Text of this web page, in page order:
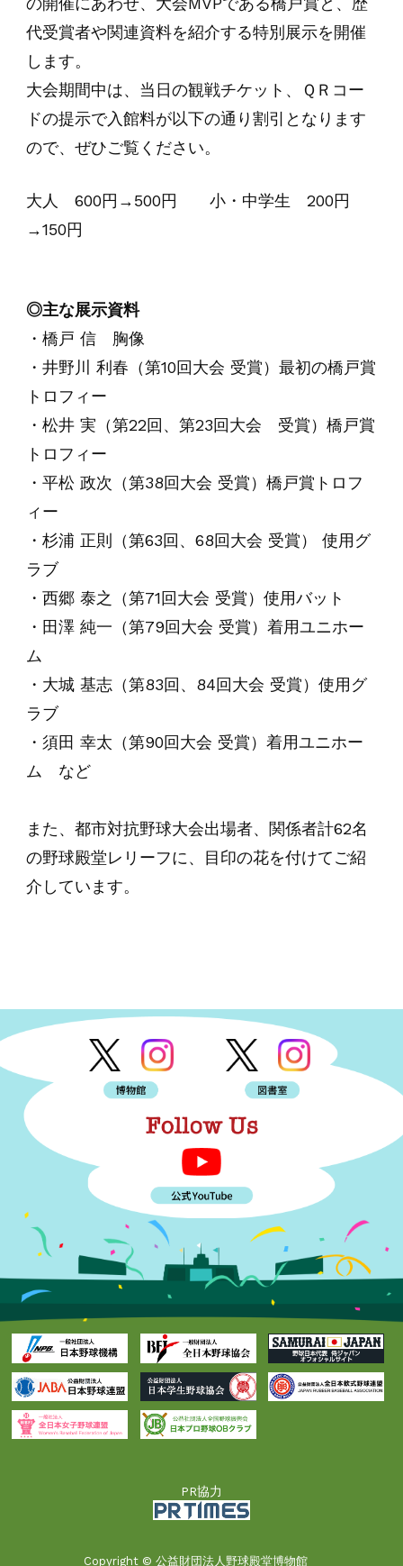
代受賞者や関連資料を紹介する特別展示を開催
します。
大会期間中は、当日の観戦チケット、ＱＲコー
ドの提示で入館料が以下の通り割引となります
ので、ぜひご覧ください。
大人 600円→500円 小・中学生 200円
→150円
◎主な展示資料
・橋戸 信 胸像
・井野川 利春（第10回大会 受賞）最初の橋戸賞
トロフィー
・松井 実（第22回、第23回大会 受賞）橋戸賞
トロフィー
・平松 政次（第38回大会 受賞）橋戸賞トロフ
ィー
・杉浦 正則（第63回、68回大会 受賞） 使用グ
ラブ
・西郷 泰之（第71回大会 受賞）使用バット
・田澤 純一（第79回大会 受賞）着用ユニホー
ム
・大城 基志（第83回、84回大会 受賞）使用グ
ラブ
・須田 幸太（第90回大会 受賞）着用ユニホー
ム など
また、都市対抗野球大会出場者、関係者計62名
の野球殿堂レリーフに、目印の花を付けてご紹
介しています。
PR協力
Copyright © 公益財団法人野球殿堂博物館